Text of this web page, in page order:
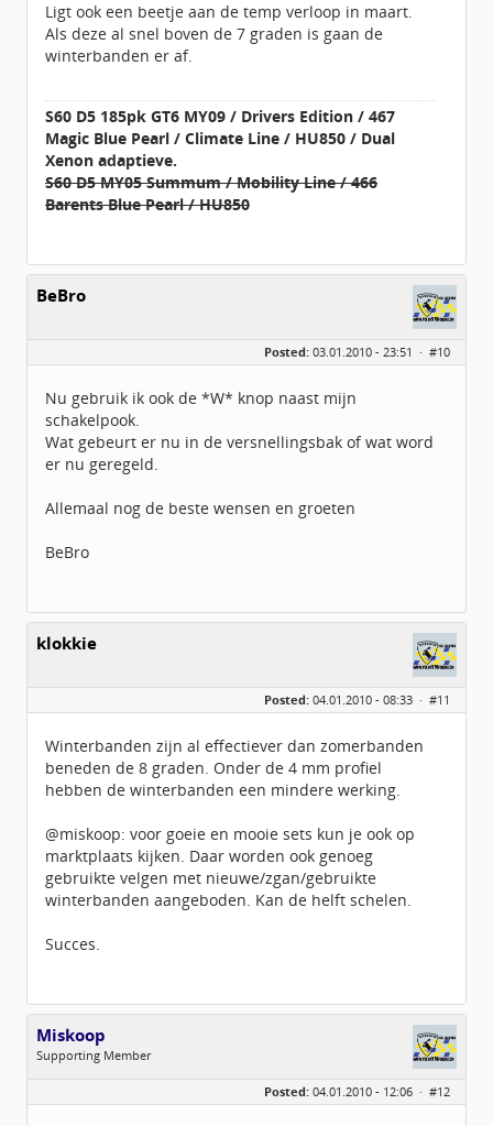
Ligt ook een beetje aan de temp verloop in maart.
Als deze al snel boven de 7 graden is gaan de
winterbanden er af.
S60 D5 185pk GT6 MY09 / Drivers Edition / 467
Magic Blue Pearl / Climate Line / HU850 / Dual
Xenon adaptieve.
S60 D5 MY05 Summum / Mobility Line / 466
Barents Blue Pearl / HU850
BeBro
Posted: 03.01.2010 - 23:51 · #10
Nu gebruik ik ook de *W* knop naast mijn
schakelpook.
Wat gebeurt er nu in de versnellingsbak of wat word
er nu geregeld.
Allemaal nog de beste wensen en groeten
BeBro
klokkie
Posted: 04.01.2010 - 08:33 · #11
Winterbanden zijn al effectiever dan zomerbanden
beneden de 8 graden. Onder de 4 mm profiel
hebben de winterbanden een mindere werking.
@miskoop: voor goeie en mooie sets kun je ook op
marktplaats kijken. Daar worden ook genoeg
gebruikte velgen met nieuwe/zgan/gebruikte
winterbanden aangeboden. Kan de helft schelen.
Succes.
Miskoop
Supporting Member
Leeftijd:
85
Posted: 04.01.2010 - 12:06 · #12